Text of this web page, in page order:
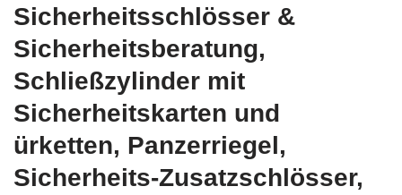
Sicherheitsschlösser &
Sicherheitsberatung,
Schließzylinder mit
Sicherheitskarten und
ürketten, Panzerriegel,
Sicherheits-Zusatzschlösser,